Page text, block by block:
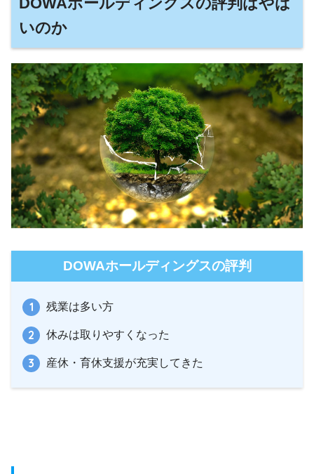
いのか
DOWAホールディングスの評判
残業は多い方
休みは取りやすくなった
産休・育休支援が充実してきた